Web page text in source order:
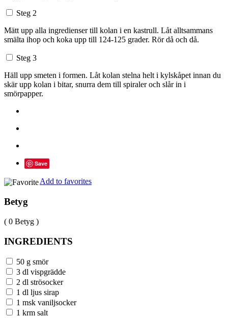
Steg 2
Mätt upp alla ingredienser till kolan i en kastrull. Låt alltsammans
smälta ihop och koka upp till 124-125 grader. Rör då och då.
Steg 3
Häll upp smeten i formen. Låt kolan stelna helt i kylskåpet innan du
skär upp kolan i bitar, snurra dem till spiraler och slår in i
smörpapper.
Save
Add to favorites
Betyg
( 0 Betyg )
INGREDIENTS
50 g smör
3 dl vispgrädde
2 dl strösocker
1 dl ljus sirap
1 msk vaniljsocker
1 krm salt